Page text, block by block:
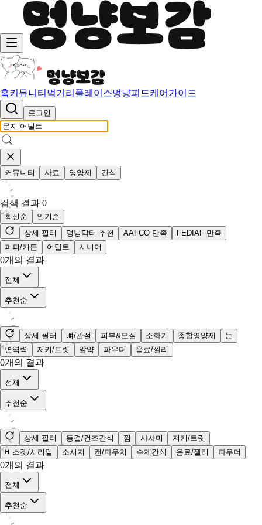
홈커뮤니티 먹거리 플레이스멍냥피드케어가이드
로그인
커뮤니티 사료 영양제 간식
검색 결과 0
최신순
인기순
상세 필터
멍냥닥터 추천 AAFCO 만족
FEDIAF 만족
퍼피/키튼
어덜트 시니어
0개의 결과
전체
추천순
상세 필터 뼈/관절 피부&모질 소화기 종합영양제
눈
면역력
저키/트릿 알약 파우더 음료/젤리
0개의 결과
전체
추천순
상세 필터 동결/건조간식 껌 사사미
저키/트릿
비스켓/시리얼
소시지 캔/파우치 수제간식 음료/젤리 파우더
0개의 결과
전체
추천순